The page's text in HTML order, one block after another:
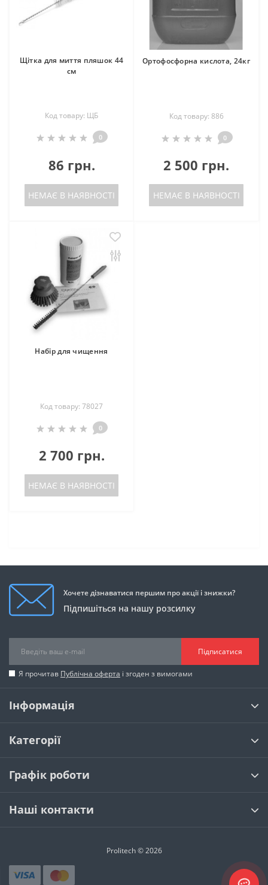
Щітка для миття пляшок 44
см
Код товару: ЩБ
0
86 грн.
НЕМАЄ В НАЯВНОСТІ
Ортофосфорна кислота, 24кг
Код товару: 886
0
2 500 грн.
НЕМАЄ В НАЯВНОСТІ
Набір для чищення
Код товару: 78027
0
2 700 грн.
НЕМАЄ В НАЯВНОСТІ
Хочете дізнаватися першим про акції і знижки?
Підпишіться на нашу розсилку
Підписатися
Я прочитав Публічна оферта і згоден з вимогами
Інформація
Категорії
Графік роботи
Наші контакти
Prolitech © 2026